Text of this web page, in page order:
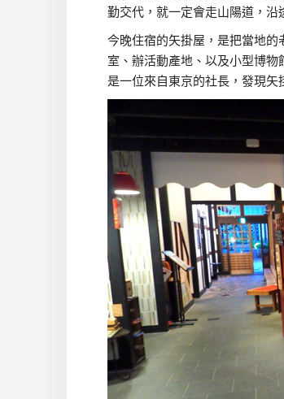
勤交代，就一定會走山陽道，沿
今晚住宿的矢掛屋，是把當地
室、辦活動產地、以及小型博
是一位來自東京的社長，發現矢